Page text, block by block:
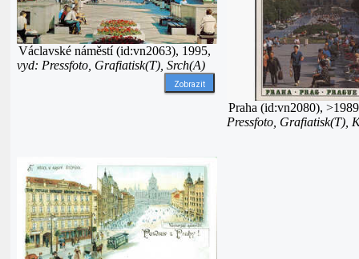
Václavské náměstí (id:vn2063), 1995,
vyd: Pressfoto, Grafiatisk(T), Srch(A)
Zobrazit
Praha (id:vn2080),
Pressfoto, Grafiatisk(T),